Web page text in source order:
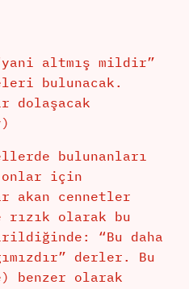
altmış mildir”
bulunacak.
dolaşacak
bulunanları
onlar için
akan cennetler
rızık olarak bu
“Bu daha
derler. Bu
benzer olarak